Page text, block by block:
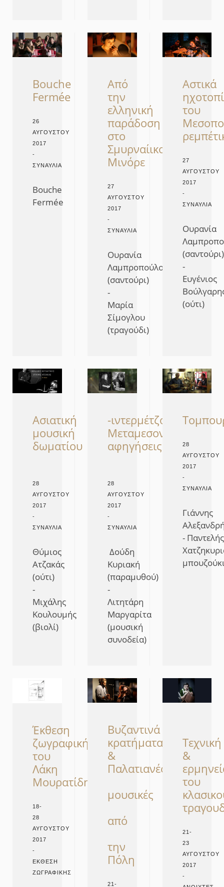
Bouche
Fermée
26
ΑΥΓΟΎΣΤΟΥ
2017
-
ΣΥΝΑΥΛΊΑ
Bouche
Fermée
Από
την
ελληνική
παράδοση
στο
Σμυρναίικο
Μινόρε
27
ΑΥΓΟΎΣΤΟΥ
2017
-
ΣΥΝΑΥΛΊΑ
Ουρανία
Λαμπροπούλου
(σαντούρι)
-
Μαρία
Σίμογλου
(τραγούδι)
Αστικά
του
27
ΑΥΓΟΎΣΤΟΥ
2017
-
ΣΥΝΑΥΛΊΑ
Ουρανία
(σαντούρι)
-
Ευγένιος
(ούτι)
Ασιατική
μουσική
δωματίου
28
ΑΥΓΟΎΣΤΟΥ
2017
-
ΣΥΝΑΥΛΊΑ
Θύμιος
Ατζακάς
(ούτι)
-
Μιχάλης
Κουλουμής
(βιολί)
-ιντερμέτζο-
Μεταμεσονύκτιες
αφηγήσεις
28
ΑΥΓΟΎΣΤΟΥ
2017
-
ΣΥΝΑΥΛΊΑ
Δούδη
Κυριακή
(παραμυθού)
-
Λιτητάρη
Μαργαρίτα
(μουσική
συνοδεία)
28
ΑΥΓΟΎΣΤΟΥ
2017
-
ΣΥΝΑΥΛΊΑ
Γιάννης
- Παντελής
Έκθεση
ζωγραφικής
του
Λάκη
Μουρατίδη
18-
28
ΑΥΓΟΎΣΤΟΥ
2017
-
ΈΚΘΕΣΗ
ΖΩΓΡΑΦΙΚΉΣ
Βυζαντινά
κρατήματα
&
Παλατιανές
μουσικές
από
την
Πόλη
21-
Τεχνική
&
του
21-
23
ΑΥΓΟΎΣΤΟΥ
2017
-